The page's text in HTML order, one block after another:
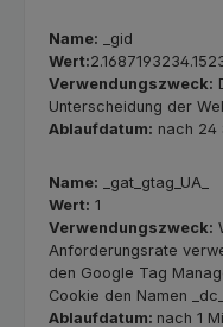
Name: _gid
Wert:
Verwendungszweck:
Unterscheidung der
Ablaufdatum: nach 24
Name: _gat_gtag_UA_
Wert: 1
Verwendungszweck:
Anforderungsrate
den Google Tag
Cookie den Namen
Ablaufdatum: nach 1